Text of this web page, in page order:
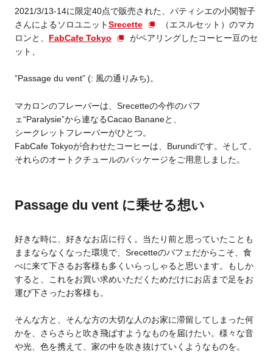
Close
2021/3/13-14に限定40点で販売された、パティシエの小関智子
さんによるソロユニットSrecette
（エスルセット）のマカ
ロンと、 FabCafe Tokyo
がペアリングしたコーヒー豆のセ
ット、
”Passage du vent” (: 風の通りみち)。
マカロンのフレーバーは、Srecetteの今作のパフ
ェ“Paralysie”から連なるCacao Bananeと、
シークレットフレーバーがひとつ。
FabCafe Tokyoが合わせたコーヒーは、Burundiです。そして、
それらのオートクチュールのパッケージをご用意しました。
Passage du vent に乗せる想い
好きな時に、好きなお店に行く。当たり前と思っていたことも
ままならなくなった環境で、Srecetteのパフェだからこそ、食
べに来て下さるお客様も多くいらっしゃると思います。もしか
すると、これをお買い求めいただくためだけにお店まで足をお
運び下さったお客様も。
そんな方と、そんな方の大切な人のお家に滞留してしまった何
かを、さらさらと吹き飛ばすようなものを届けたい。様々な音
や光、色を携えて、家の中を吹き抜けていくようなものを。